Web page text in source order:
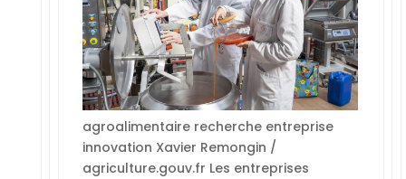
agroalimentaire recherche entreprise
innovation Xavier Remongin /
agriculture.gouv.fr Les entreprises